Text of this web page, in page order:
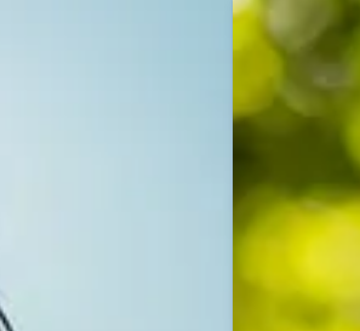
Pressekontakt